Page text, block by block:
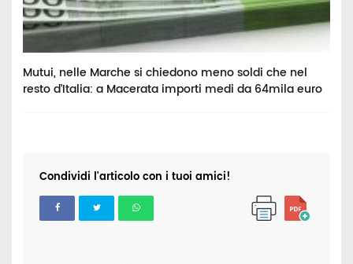
Mutui, nelle Marche si chiedono meno soldi che nel
resto d’Italia: a Macerata importi medi da 64mila euro
Condividi l'articolo con i tuoi amici!